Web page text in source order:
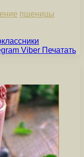
пшеницы
Viber Печатать